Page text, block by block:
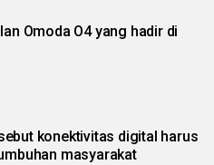
Omoda O4 yang hadir di
konektivitas digital harus
masyarakat